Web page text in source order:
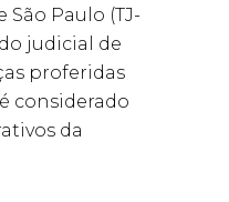
Paulo (TJ-
judicial de
proferidas
considerado
da